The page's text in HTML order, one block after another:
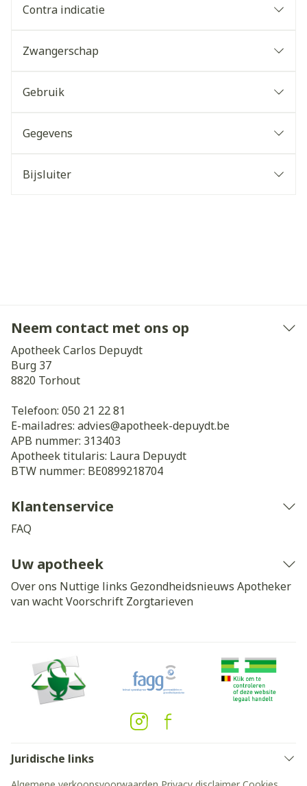
Contra indicatie
Zwangerschap
Gebruik
Gegevens
Bijsluiter
Neem contact met ons op
Apotheek Carlos Depuydt
Burg 37
8820 Torhout
Telefoon: 050 21 22 81
E-mailadres: advies@apotheek-depuydt.be
APB nummer: 313403
Apotheek titularis: Laura Depuydt
BTW nummer: BE0899218704
Klantenservice
FAQ
Uw apotheek
Over ons Nuttige links Gezondheidsnieuws Apotheker
van wachtVoorschrift Zorgtarieven
Juridische links